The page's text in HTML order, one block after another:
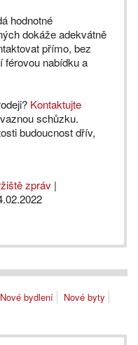
hodnotné
dokáže adekvátně
přímo, bez
férovou nabídku a
Kontaktujte
schůzku.
budoucnost dřív,
zpráv |
Nové bydlení
Nové byty